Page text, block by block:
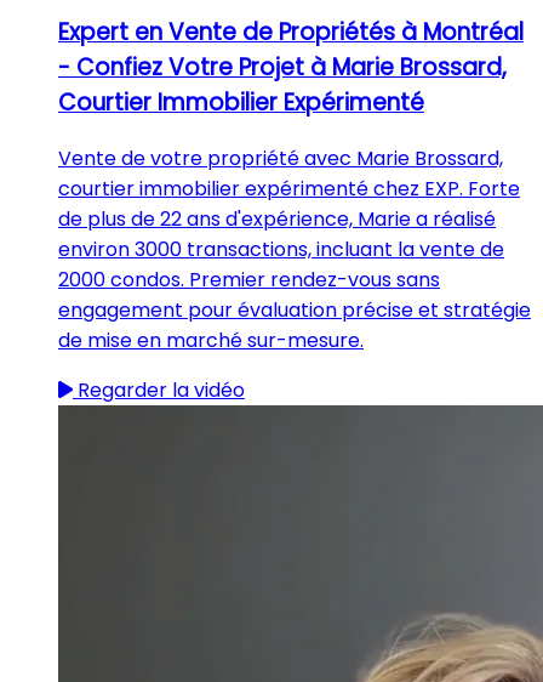
Expert en Vente de Propriétés à Montréal
- Confiez Votre Projet à Marie Brossard,
Courtier Immobilier Expérimenté
Vente de votre propriété avec Marie Brossard,
courtier immobilier expérimenté chez EXP. Forte
de plus de 22 ans d'expérience, Marie a réalisé
environ 3000 transactions, incluant la vente de
2000 condos. Premier rendez-vous sans
engagement pour évaluation précise et stratégie
de mise en marché sur-mesure.
Regarder la vidéo